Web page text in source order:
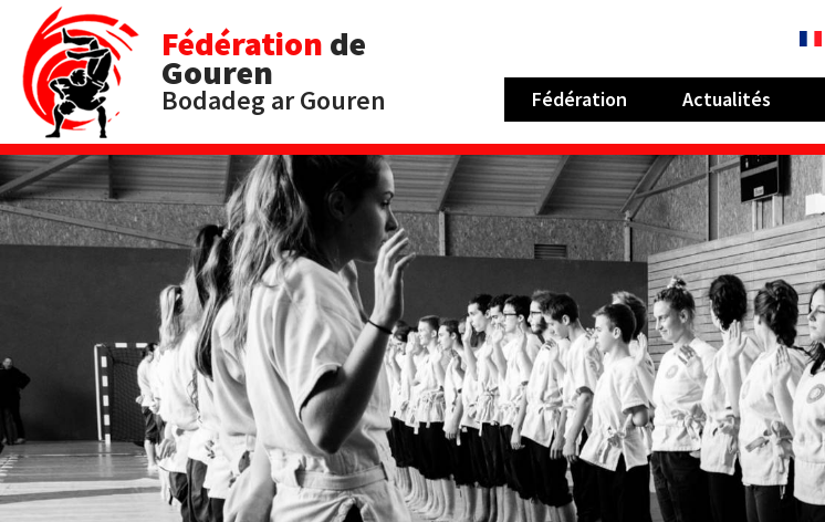
Fédération de
Gouren
Bodadeg ar Gouren Fédération Actualités